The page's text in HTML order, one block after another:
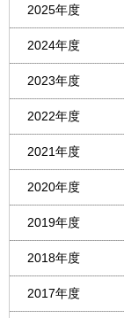
2025年度
2024年度
2023年度
2022年度
2021年度
2020年度
2019年度
2018年度
2017年度